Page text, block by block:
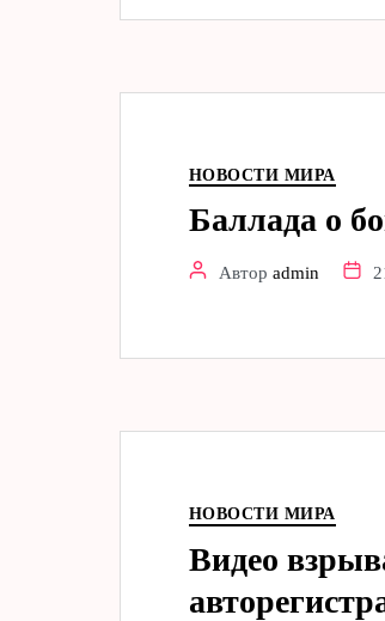
НОВОСТИ МИРА
Баллада о
Автор admin
НОВОСТИ МИРА
Видео